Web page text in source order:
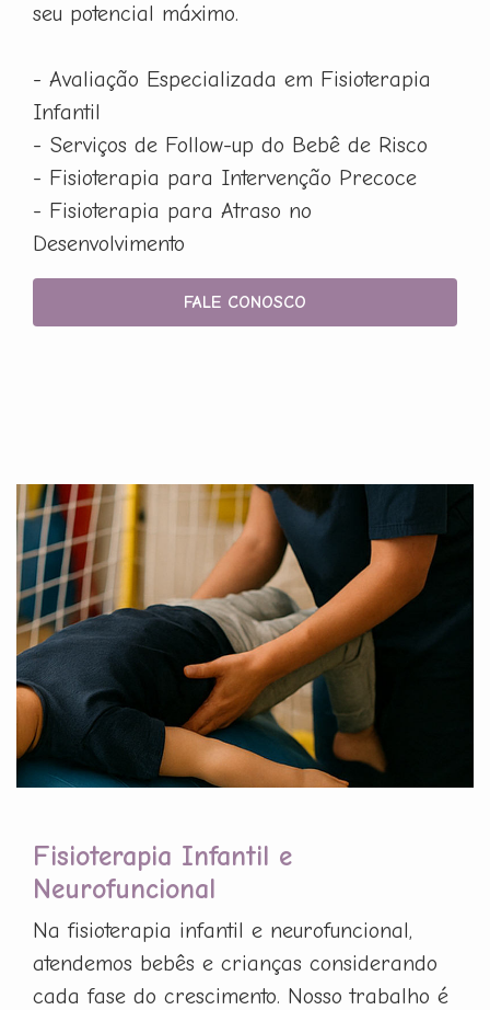
seu potencial máximo.
- Avaliação Especializada em Fisioterapia
Infantil
- Serviços de Follow-up do Bebê de Risco
- Fisioterapia para Intervenção Precoce
- Fisioterapia para Atraso no
Desenvolvimento
FALE CONOSCO
Fisioterapia Infantil e
Neurofuncional
Na fisioterapia infantil e neurofuncional,
atendemos bebês e crianças considerando
cada fase do crescimento. Nosso trabalho é